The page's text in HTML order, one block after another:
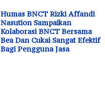
Humas BNCT Rizki Affandi
Nasution Sampaikan
Kolaborasi BNCT Bersama
Bea Dan Cukai Sangat Efektif
Bagi Pengguna Jasa